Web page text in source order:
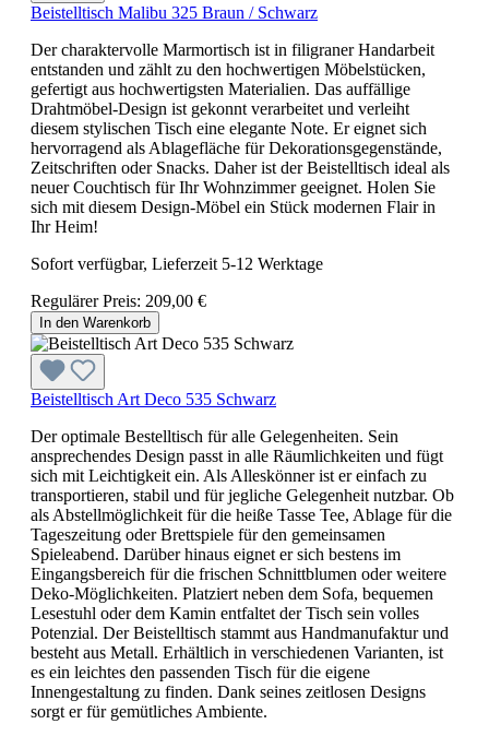
Beistelltisch Malibu 325 Braun / Schwarz
Der charaktervolle Marmortisch ist in filigraner Handarbeit
entstanden und zählt zu den hochwertigen Möbelstücken,
gefertigt aus hochwertigsten Materialien. Das auffällige
Drahtmöbel-Design ist gekonnt verarbeitet und verleiht
diesem stylischen Tisch eine elegante Note. Er eignet sich
hervorragend als Ablagefläche für Dekorationsgegenstände,
Zeitschriften oder Snacks. Daher ist der Beistelltisch ideal als
neuer Couchtisch für Ihr Wohnzimmer geeignet. Holen Sie
sich mit diesem Design-Möbel ein Stück modernen Flair in
Ihr Heim!
Sofort verfügbar, Lieferzeit 5-12 Werktage
Regulärer Preis: 209,00 €
In den Warenkorb
Beistelltisch Art Deco 535 Schwarz
Der optimale Bestelltisch für alle Gelegenheiten. Sein
ansprechendes Design passt in alle Räumlichkeiten und fügt
sich mit Leichtigkeit ein. Als Alleskönner ist er einfach zu
transportieren, stabil und für jegliche Gelegenheit nutzbar. Ob
als Abstellmöglichkeit für die heiße Tasse Tee, Ablage für die
Tageszeitung oder Brettspiele für den gemeinsamen
Spieleabend. Darüber hinaus eignet er sich bestens im
Eingangsbereich für die frischen Schnittblumen oder weitere
Deko-Möglichkeiten. Platziert neben dem Sofa, bequemen
Lesestuhl oder dem Kamin entfaltet der Tisch sein volles
Potenzial. Der Beistelltisch stammt aus Handmanufaktur und
besteht aus Metall. Erhältlich in verschiedenen Varianten, ist
es ein leichtes den passenden Tisch für die eigene
Innengestaltung zu finden. Dank seines zeitlosen Designs
sorgt er für gemütliches Ambiente.